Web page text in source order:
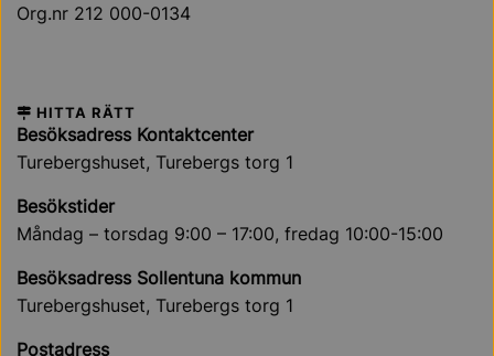
Org.nr 212 000-0134
HITTA RÄTT
Besöksadress Kontaktcenter
Turebergshuset, Turebergs torg 1
Besökstider
Måndag – torsdag 9:00 – 17:00, fredag 10:00-15:00
Besöksadress Sollentuna kommun
Turebergshuset, Turebergs torg 1
Postadress